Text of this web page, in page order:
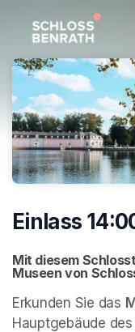
Einlass
Mit diesem
Museen von
Erkunden Sie das
Hauptgebäude